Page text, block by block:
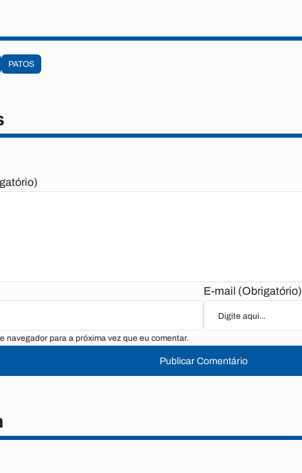
PATOS
E-mail (Obrigatório)
navegador para a próxima vez que eu comentar.
Publicar Comentário